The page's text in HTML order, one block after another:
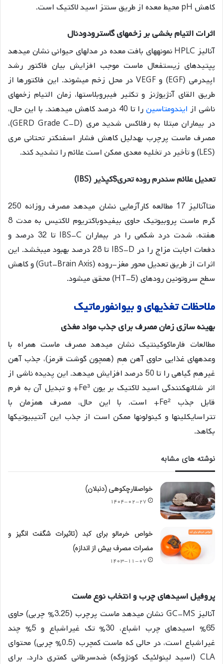
کاهش pH محیط معده از طریق سنتز اسید لاکتیک است.
اثرات التیام بخشی بر زخمهای گاسترودودنال
آنالیز HPLC نمونههای بافت معده در مدلهای حیوانی نشان میدهد
پپتیدهای زیستفعال ماست موجب افزایش بیان فاکتور رشد
اپیدرمی (EGF) و VEGF در محل زخم میشوند. این فاکتورها از
طریق القای آنژیوژنز و تکثیر فیبروبلاستها، زمان التیام زخمهای
ناشی از ایندومتاسین را تا 40 درصد کاهش میدهند
. با این حال،
در بیماران مبتلا به رفلاکس شدید مری (GERD Grade C-D)،
مصرف ماست پرچرب بهدلیل کاهش فشار اسفنکتر تحتانی مری
(LES) و تأخیر در تخلیه معدی ممکن است علائم را تشدید کند
.
تعدیل علائم سندرم روده تحری$کپذیر (IBS)
متاآنالیز 17 مطالعه کارآزمایی نشان میدهد مصرف روزانه 250
گرم ماست پروبیوتیک حاوی بیفیدوباکتریوم لاکتیس به مدت 8
هفته، شدت درد شکمی را در بیماران IBS-C تا 32 درصد و
دفعات اجابت مزاج را در IBS-D تا 28 درصد بهبود میبخشد
. این
اثرات از طریق تعدیل محور مغز-روده (Gut-Brain Axis) و کاهش
سطح سروتونین رودهای (5-HT) محقق میشود.
ملاحظاتتغذیهایوبیوانفورماتیک
بهینه سازی زمان مصرف برای جذب مواد مغذی
مطالعات فارماکوکینتیک نشان میدهد مصرف ماست همراه با
وعدههای غذایی حاوی آهن هِم (همچون گوشت قرمز)، جذب آهن
غیرهِم گیاهی را تا 50 درصد افزایش میدهد. این پدیده ناشی از
اثر شلاتهکنندگی اسید لاکتیک بر یون Fe³+ و تبدیل آن به فرم
قابل جذب Fe²+ است
. با این حال، مصرف همزمان با
تتراسایکلینها و کینولونها ممکن است از جذب این آنتیبیوتیکها
بکاهد.
نوشته های مشابه
خواصقارچکوهی (دنبلان)
۱۴۰۴-۰۲-۲۷
خواص خرمالو برای کبد (تاثیرات شگفت انگیز و
مضرات مصرف بیش از اندازه)
۱۴۰۳-۱۱-۰۷
پروفیلاسیدهایچربوانتخابنوعماست
آنالیز GC-MS نشان میدهد ماست پرچرب (3.25% چربی) حاوی
65% اسیدهای چرب اشباع، 30% تک غیراشباع و 5% چند
غیراشباع است، در حالی که ماست کمچرب (0.5% چربی) محتوای
CLA (اسید لینولئیک کونژوگه) ضدسرطانی کمتری دارد
. برای